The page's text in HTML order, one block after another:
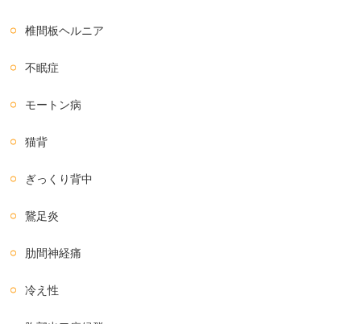
椎間板ヘルニア
不眠症
モートン病
猫背
ぎっくり背中
鵞足炎
肋間神経痛
冷え性